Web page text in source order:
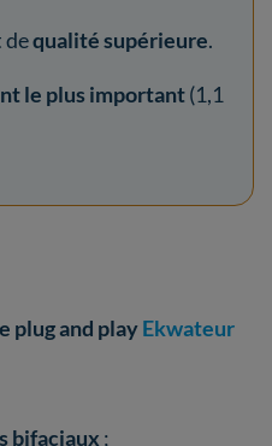
dequalité supérieure.
le plus important(1,1
plug and playEkwateur
bifaciaux ;